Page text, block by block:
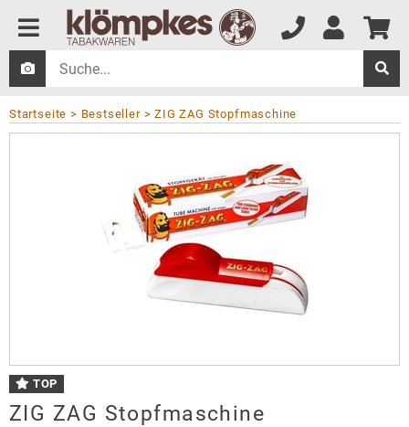
Startseite Bestseller ZIG ZAG Stopfmaschine
TOP
ZIG ZAG Stopfmaschine